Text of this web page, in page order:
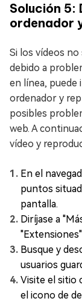
Solución 5:
ordenador
Si los vídeos
debido a
en línea, puede
ordenador y
posibles
web. A
vídeo y
En el
puntos
pantalla.
Diríjase a
Busque y
usuarios
Visite el sitio
el icono de